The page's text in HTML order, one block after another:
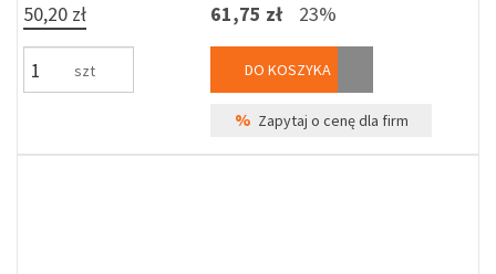
50,20 zł
szt
61,75 zł 23%
DO KOSZYKA
% Zapytaj o cenę dla firm